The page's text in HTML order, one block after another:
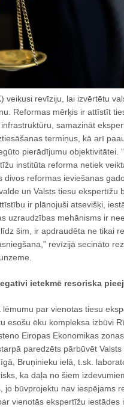
veikusi revīziju, lai izvērtētu
Reformas mērķis ir attīstīt
samazināt
termiņus, kā arī
pierādījumu objektivitātei.
institūta reforma netiek
divos reformas ieviešanas
un Valsts tiesu ekspertīžu
ir plānojuši atsevišķi,
uzraudzības mehānisms ir
šim, ir apdraudēta ne tikai
revīzijā secināto
ietekmē resoriska
lēmumu par vienotas tiesu
esošu ēku kompleksa izbūvi
Eiropas Ekonomikas
paredzēts pārbūvēt
Bruņinieku ielā, t.sk.
ka daļa no šiem
jo būvprojektu nav iespējams
vienotās ekspertīžu iestādes